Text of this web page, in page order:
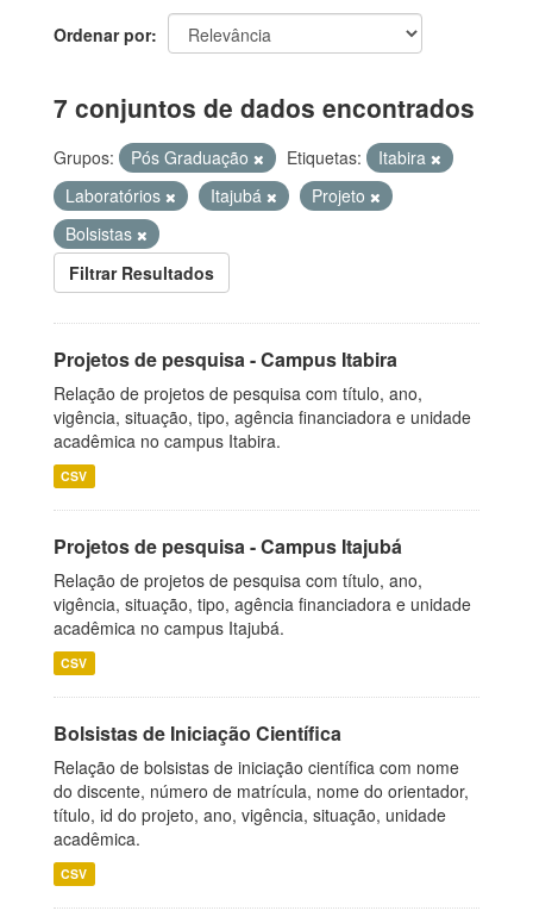
Ordenar por
7 conjuntos de dados encontrados
Grupos: Pós Graduação Etiquetas:
Itabira
Laboratórios
Itajubá
Projeto
Bolsistas
Filtrar Resultados
Projetos de pesquisa - Campus Itabira
Relação de projetos de pesquisa com título, ano,
vigência, situação, tipo, agência financiadora e unidade
acadêmica no campus Itabira.
CSV
Projetos de pesquisa - Campus Itajubá
Relação de projetos de pesquisa com título, ano,
vigência, situação, tipo, agência financiadora e unidade
acadêmica no campus Itajubá.
CSV
Bolsistas de Iniciação Científica
Relação de bolsistas de iniciação científica com nome
do discente, número de matrícula, nome do orientador,
título, id do projeto, ano, vigência, situação, unidade
acadêmica.
CSV